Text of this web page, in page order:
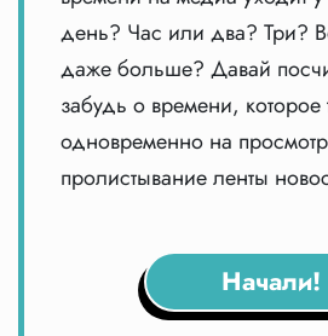
день? Час или два? Три?
даже больше? Давай
забудь о времени, которое
одновременно на
пролистывание ленты
Начали!